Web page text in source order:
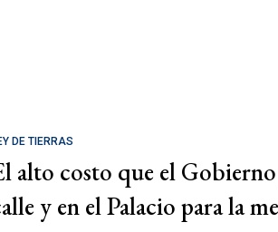
DE TIERRAS
alto costo que el
y en el Palacio para la